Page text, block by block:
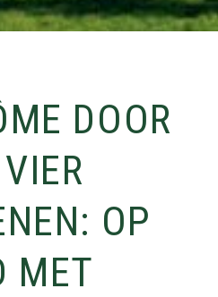
DOOR
OP
MET